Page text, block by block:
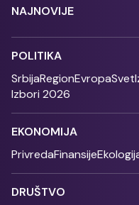
NAJNOVIJE
POLITIKA
SrbijaRegionEvropaSvet
Izbori 2026
EKONOMIJA
PrivredaFinansije
DRUŠTVO